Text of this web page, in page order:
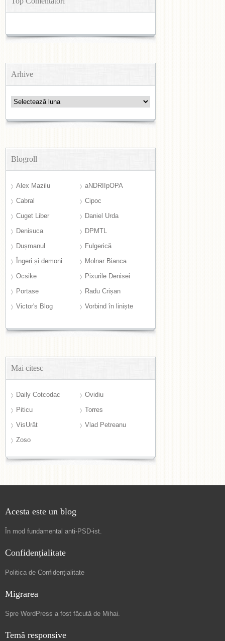
Arhive
Arhive
Blogroll
Alex Mazilu
aNDRIIpOPA
Cabral
Cipoc
Cuget Liber
Daniel Urda
Denisuca
DPMTL
Dușmanul
Fulgerică
Îngeri și demoni
Molnar Bianca
Ocsike
Pixurile Denisei
Portase
Radu Crișan
Victor's Blog
Vorbind în liniște
Mai citesc
Daily Cotcodac
Ovidiu
Piticu
Torres
VisUrât
Vlad Petreanu
Zoso
Acesta este un blog
În mod fundamental anti-PSD-ist.
Confidențialitate
Politica de Confidențialitate
Migrarea
Spre WordPress a fost făcută de Mihai.
Temă responsive